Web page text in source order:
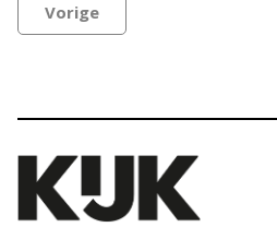
Vorige